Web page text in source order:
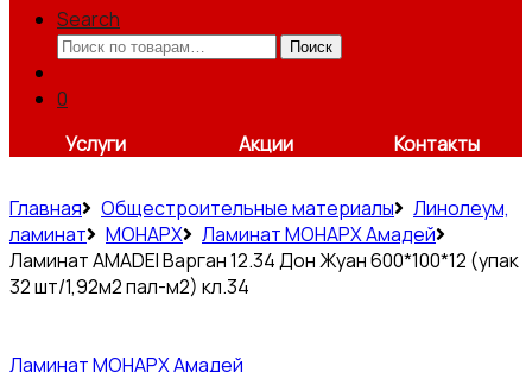
Search
Искать:
Поиск
0
Услуги
Акции Контакты
Главная Общестроительные материалы
Линолеум,
ламинат
МОНАРХ
Ламинат МОНАРХ Амадей
Ламинат AMADEI Варган 12.34 Дон Жуан 600*100*12 (упак
32 шт/1,92м2 пал-м2) кл.34
Ламинат МОНАРХ Амадей